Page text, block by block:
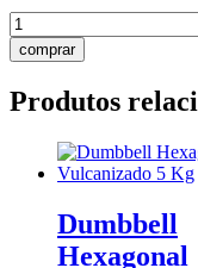
Kit
Dumbbell
Hexagonal
1
quantidade
comprar
Produtos
Dumbbell
Hexagonal